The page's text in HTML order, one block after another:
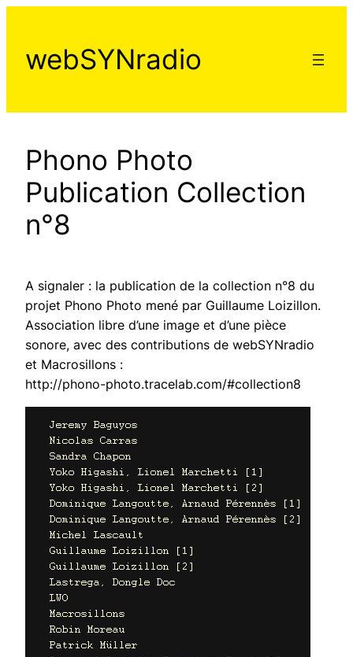
contenu
webSYNradio
Phono Photo
Publication Collection
n°8
A signaler : la publication de la collection n°8 du
projet Phono Photo mené par Guillaume Loizillon.
Association libre d’une image et d’une pièce
sonore, avec des contributions de webSYNradio
et Macrosillons :
http://phono-photo.tracelab.com/#collection8